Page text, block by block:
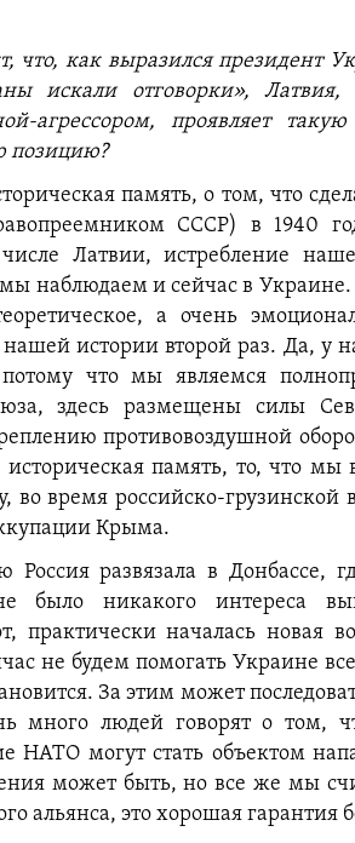
что, как выразился президент
искали отговорки», Латвия,
агрессором, проявляет
позицию?
память, о том, что
СССР) в 1940
Латвии, истребление
наблюдаем и сейчас в Украине.
а очень
истории второй раз. Да, у
потому что мы являемся
здесь размещены силы
противовоздушной
память, то, что мы
во время российско-
Крыма.
Россия развязала в Донбассе,
было никакого интереса
практически началась новая
не будем помогать Украине
За этим может
много людей говорят о том,
НАТО могут стать объектом
может быть, но все же мы
альянса, это хорошая гарантия